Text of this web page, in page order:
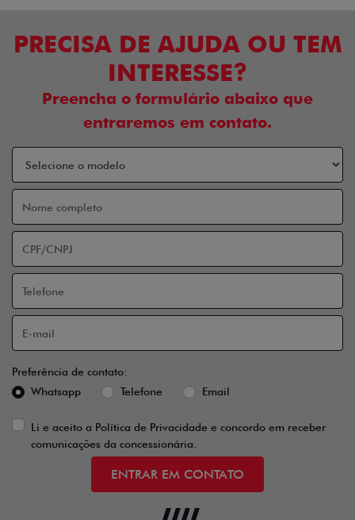
PRECISA DE AJUDA OU TEM
INTERESSE?
Preencha o formulário abaixo que
entraremos em contato.
Preferência de contato:
Whatsapp
Telefone Email
Li e aceito a Política de Privacidade e concordo em receber
comunicações da concessionária.
ENTRAR EM CONTATO